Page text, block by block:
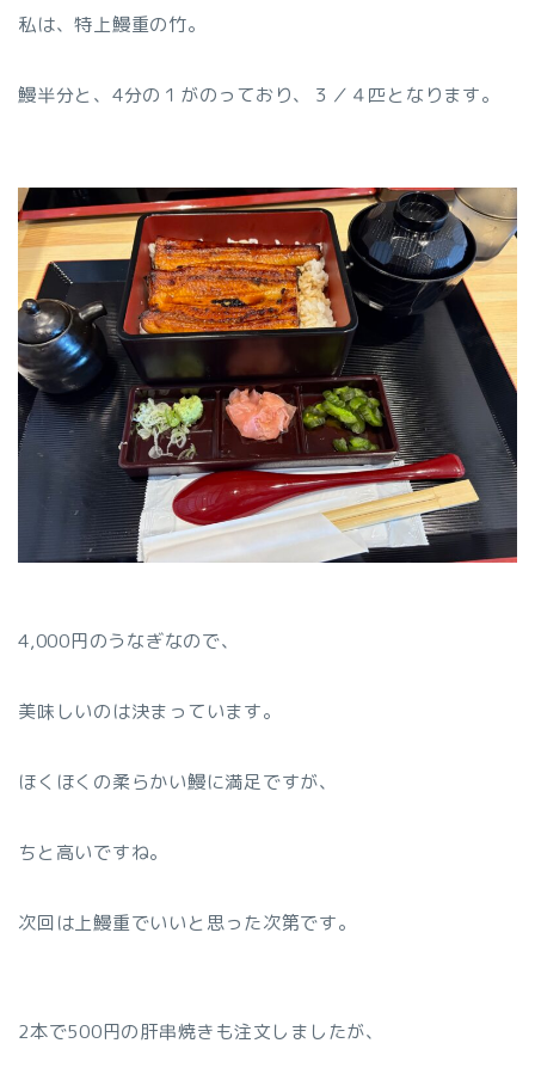
私は、特上鰻重の竹。
鰻半分と、4分の１がのっており、３／４匹となります。
4,000円のうなぎなので、
美味しいのは決まっています。
ほくほくの柔らかい鰻に満足ですが、
ちと高いですね。
次回は上鰻重でいいと思った次第です。
2本で500円の肝串焼きも注文しましたが、